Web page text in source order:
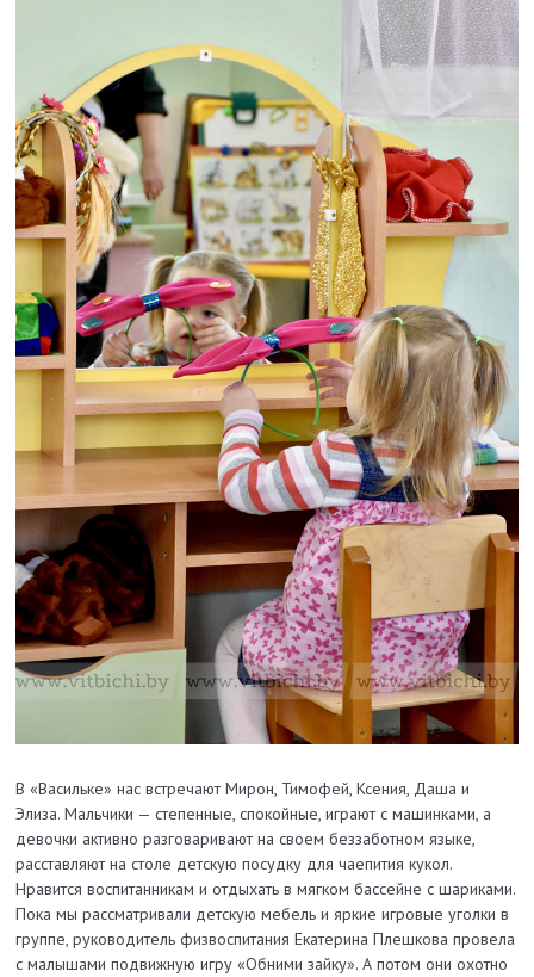
В «Васильке» нас встречают Мирон, Тимофей, Ксения, Даша и
Элиза. Мальчики — степенные, спокойные, играют с машинками, а
девочки активно разговаривают на своем беззаботном языке,
расставляют на столе детскую посудку для чаепития кукол.
Нравится воспитанникам и отдыхать в мягком бассейне с шариками.
Пока мы рассматривали детскую мебель и яркие игровые уголки в
группе, руководитель физвоспитания Екатерина Плешкова провела
с малышами подвижную игру «Обними зайку». А потом они охотно